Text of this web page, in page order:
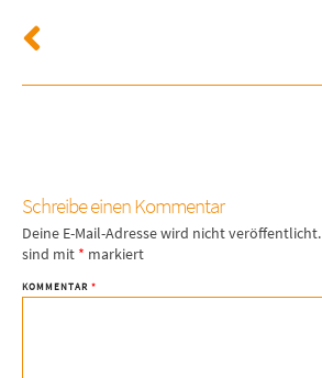
Schreibe einen Kommentar
Deine E-Mail-Adresse wird nicht veröffentlicht.
sind mit * markiert
KOMMENTAR *